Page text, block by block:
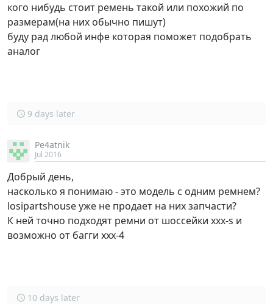
кого нибудь стоит ремень такой или похожий по
размерам(на них обычно пишут)
буду рад любой инфе которая поможет подобрать
аналог
9 days later
Pe4atnik
Jul 2016
Добрый день,
насколько я понимаю - это модель с одним ремнем?
losipartshouse уже не продает на них запчасти?
К ней точно подходят ремни от шоссейки xxx-s и
возможно от багги xxx-4
10 days later